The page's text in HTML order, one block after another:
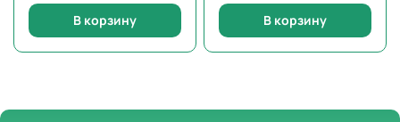
В корзину В корзину